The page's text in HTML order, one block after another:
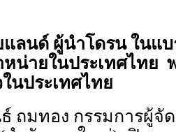
แลนด์ ผู้นำโดรน ในแ
หน่ายในประเทศไทย
นประเทศไทย
อง กรรมการผู้จัดก